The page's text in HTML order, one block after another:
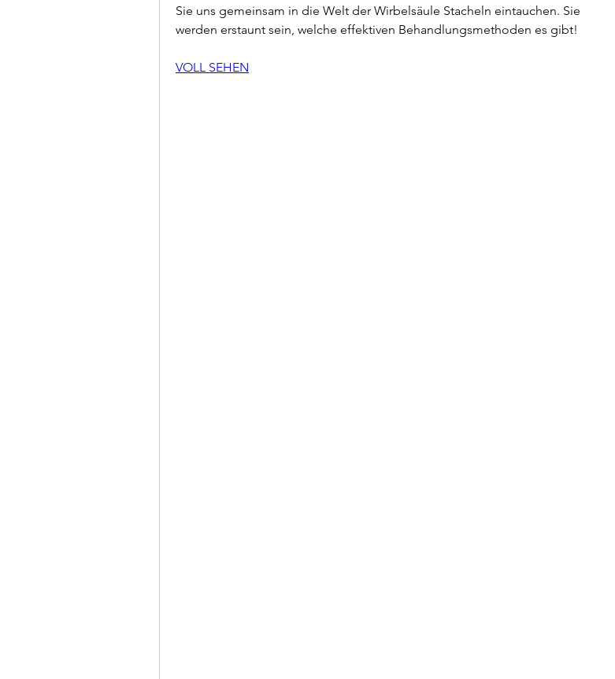
Sie uns gemeinsam in die Welt der Wirbelsäule Stacheln eintauchen. Sie
werden erstaunt sein, welche effektiven Behandlungsmethoden es gibt!
VOLL SEHEN